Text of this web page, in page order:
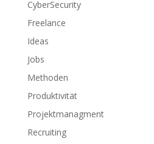
CyberSecurity
Freelance
Ideas
Jobs
Methoden
Produktivität
Projektmanagment
Recruiting